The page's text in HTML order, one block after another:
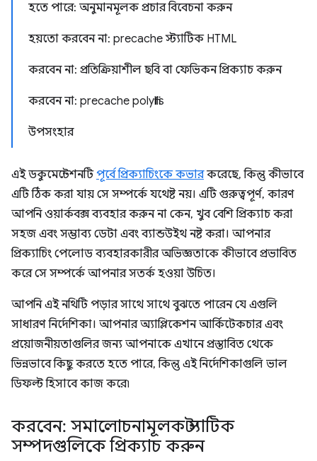
হতে পারে: অনুমানমূলক প্রচার বিবেচনা করুন
হয়তো করবেন না: precache স্ট্যাটিক HTML
করবেন না: প্রতিক্রিয়াশীল ছবি বা ফেভিকন প্রিক্যাচ করুন
করবেন না: precache polyfills
উপসংহার
এই ডকুমেন্টেশনটিপূর্বে প্রিক্যাচিংকে কভারকরেছে, কিন্তু কীভাবে
এটি ঠিক করা যায় সে সম্পর্কে যথেষ্ট নয়। এটি গুরুত্বপূর্ণ, কারণ
আপনি ওয়ার্কবক্স ব্যবহার করুন না কেন, খুব বেশি প্রিক্যাচ করা
সহজ এবং সম্ভাব্য ডেটা এবং ব্যান্ডউইথ নষ্ট করা। আপনার
প্রিক্যাচিং পেলোড ব্যবহারকারীর অভিজ্ঞতাকে কীভাবে প্রভাবিত
করে সে সম্পর্কে আপনার সতর্ক হওয়া উচিত।
আপনি এই নথিটি পড়ার সাথে সাথে বুঝতে পারেন যে এগুলি
সাধারণ নির্দেশিকা। আপনার অ্যাপ্লিকেশন আর্কিটেকচার এবং
প্রয়োজনীয়তাগুলির জন্য আপনাকে এখানে প্রস্তাবিত থেকে
ভিন্নভাবে কিছু করতে হতে পারে, কিন্তু এই নির্দেশিকাগুলি ভাল
ডিফল্ট হিসাবে কাজ করে৷
করবেন: সমালোচনামূলক স্ট্যাটিক
সম্পদগুলিকে প্রিক্যাচ করুন